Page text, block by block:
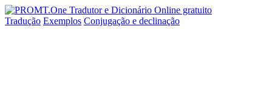
Tradução Exemplos Conjugação e declinação